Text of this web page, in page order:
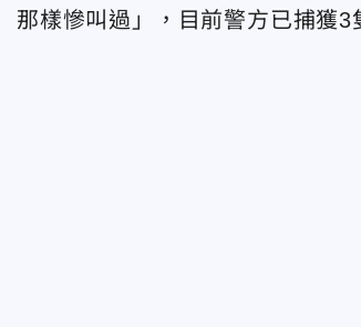
那樣慘叫過」，目前警方已捕獲